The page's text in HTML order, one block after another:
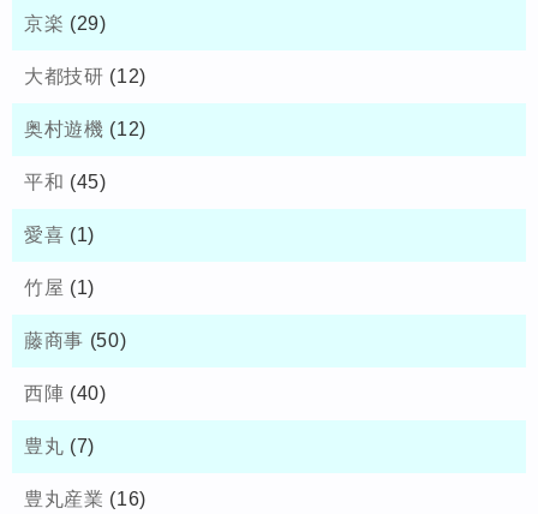
京楽 (29)
大都技研 (12)
奥村遊機 (12)
平和 (45)
愛喜 (1)
竹屋 (1)
藤商事 (50)
西陣 (40)
豊丸 (7)
豊丸産業 (16)